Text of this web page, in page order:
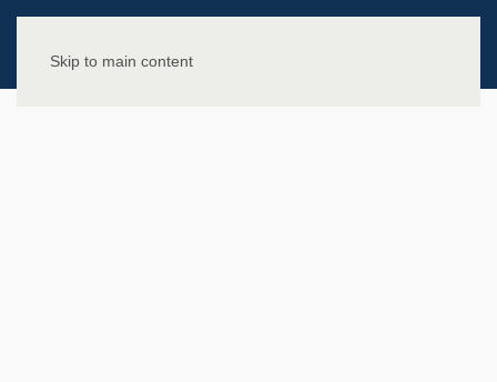
Skip to main content